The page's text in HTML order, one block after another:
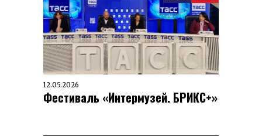
12.05.2026
Фестиваль «Интермузей. БРИКС+»